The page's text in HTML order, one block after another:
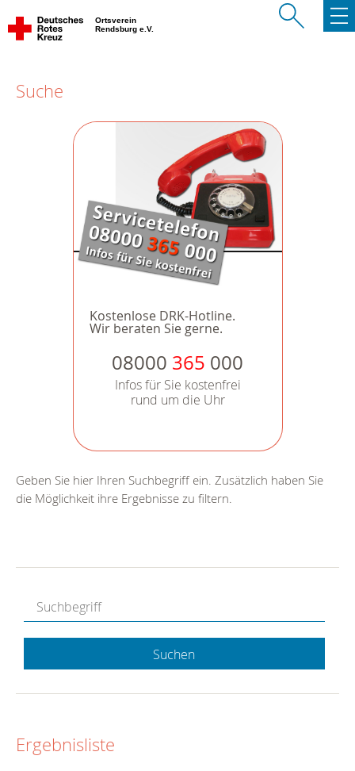
Ortsverein
Rendsburg e.V.
Suche
Kostenlose DRK-Hotline.
Wir beraten Sie gerne.
08000 365 000
Infos für Sie kostenfrei
rund um die Uhr
Geben Sie hier Ihren Suchbegriff ein. Zusätzlich haben Sie
die Möglichkeit ihre Ergebnisse zu filtern.
Suchen
Ergebnisliste